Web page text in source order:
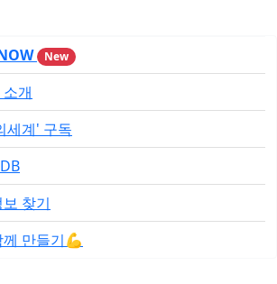
New
개
세계' 구독
찾기
만들기💪